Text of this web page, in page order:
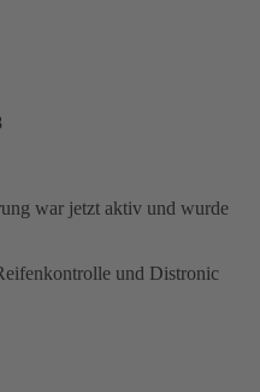
war jetzt aktiv und wurde
und Distronic